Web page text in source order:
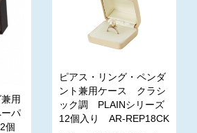
用
パ
個
ピアス・リング・ペンダ
ント兼用ケース クラシ
ック調 PLAINシリーズ
12個入り AR-REP18CK